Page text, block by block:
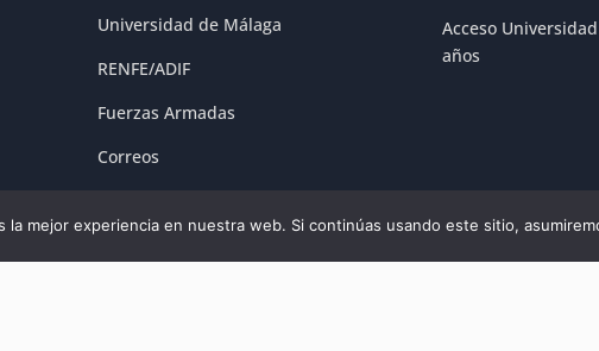
Universidad de Málaga
RENFE/ADIF
Fuerzas Armadas
Correos
Acceso
años
la mejor experiencia en nuestra web. Si continúas usando este sitio,